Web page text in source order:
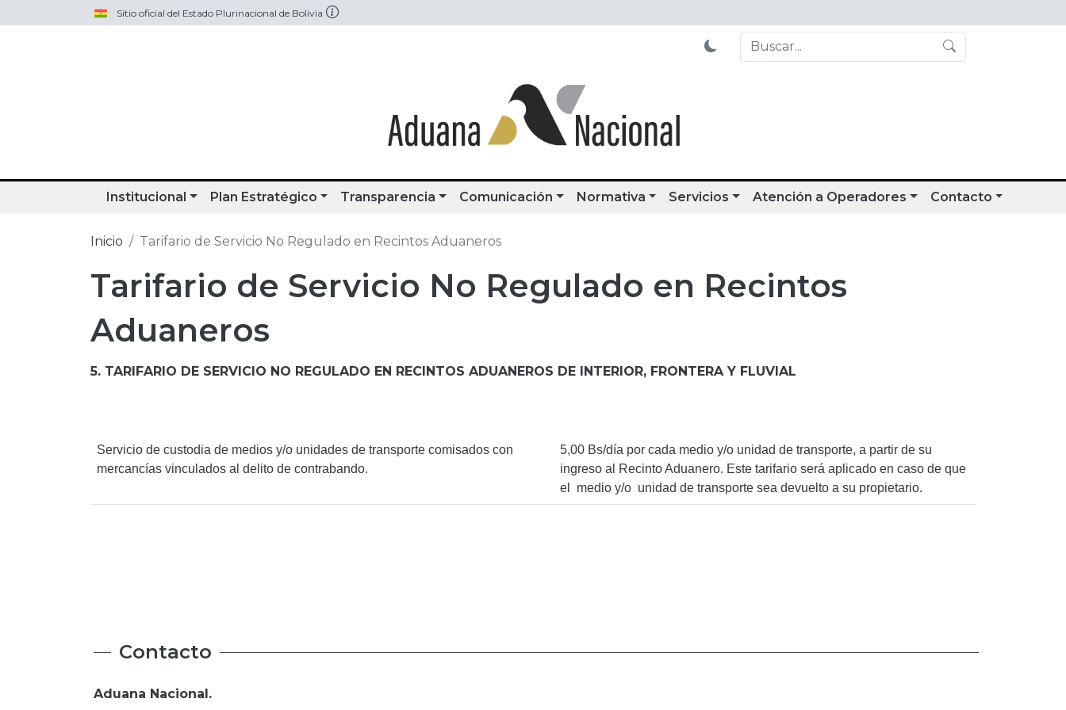
Pasar al contenido principalSitio oficial del Estado Plurinacional de Bolivia
Institucional Plan Estratégico Transparencia Comunicación Normativa Servicios Atención a Operadores Contacto
Inicio Tarifario de Servicio No Regulado en Recintos Aduaneros
Tarifario de Servicio No Regulado en Recintos
Aduaneros
5. TARIFARIO DE SERVICIO NO REGULADO EN RECINTOS ADUANEROS DE INTERIOR, FRONTERA Y FLUVIAL
Servicio de custodia de medios y/o unidades de transporte comisados con
mercancías vinculados al delito de contrabando.
5,00 Bs/día por cada medio y/o unidad de transporte, a partir de su
ingreso al Recinto Aduanero. Este tarifario será aplicado en caso de que
el medio y/o unidad de transporte sea devuelto a su propietario.
Contacto
Aduana Nacional.